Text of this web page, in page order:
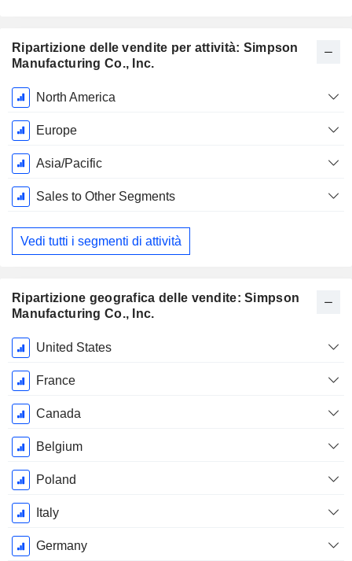
Ripartizione delle vendite per attività: Simpson
Manufacturing Co., Inc.
Periodo
Fiscale:
Dicembre
North America
Europe
Asia/Pacific
Sales to Other Segments
Vedi tutti i segmenti di attività
Ripartizione geografica delle vendite: Simpson
Manufacturing Co., Inc.
Periodo
Fiscale:
Dicembre
United States
France
Canada
Belgium
Poland
Italy
Germany